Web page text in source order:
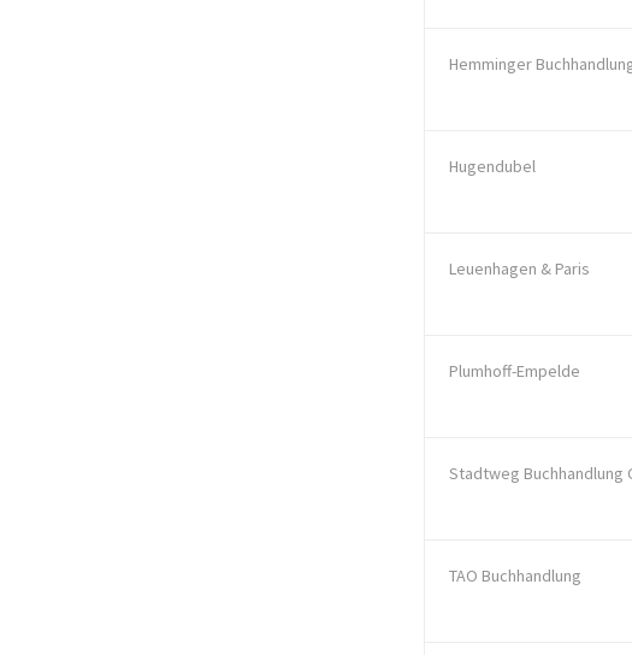
Hemminger
Hugendubel
Leuenhagen & Paris
Plumhoff-Empelde
Stadtweg Buchhandlung
TAO Buchhandlung